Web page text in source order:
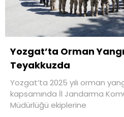
Yozgat’ta Orman
Teyakkuzda
Yozgat’ta 2025 yılı orman
kapsamında İl Jandarma
Müdürlüğü ekiplerine